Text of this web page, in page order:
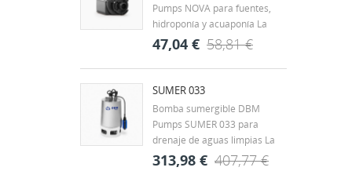
Pumps NOVA para fuentes,
hidroponía y acuaponía La
DBM Pumps NOVA es una
bomba sumergible diseñada
para la circulación continua de
agua en fuentes
ornamentales, estanques y
pequeños sistemas
hidráulicos. Su tamaño
compacto y...
47,04 € 58,81 €
SUMER 033
Bomba sumergible DBM
Pumps SUMER 033 para
drenaje de aguas limpias La
DBM Pumps SUMER 033 es
313,98 € 407,77 €